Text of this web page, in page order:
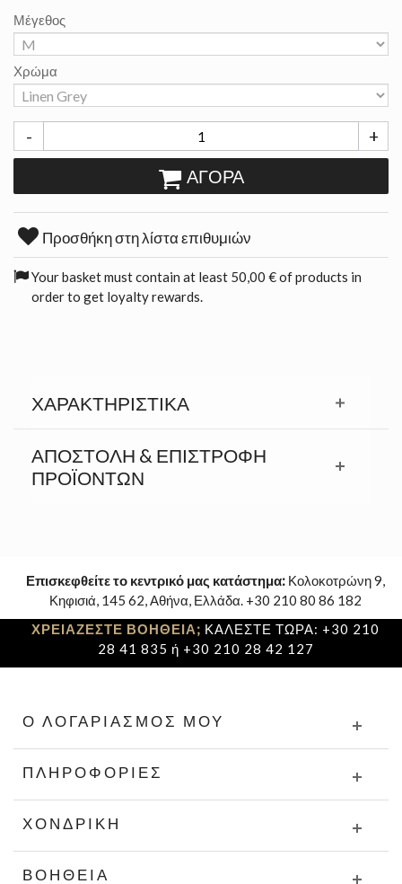
Μέγεθος
Χρώμα
- +
ΑΓΟΡΆ
Προσθήκη στη λίστα επιθυμιών
Your basket must contain at least 50,00 € of products in
order to get loyalty rewards.
ΧΑΡΑΚΤΗΡΙΣΤΙΚΆ
ΑΠΟΣΤΟΛΉ & ΕΠΙΣΤΡΟΦΉ
ΠΡΟΪΟΝΤΩΝ
Επισκεφθείτε το κεντρικό μας κατάστημα: Κολοκοτρώνη 9,
Κηφισιά, 145 62, Αθήνα, Ελλάδα. +30 210 80 86 182
ΧΡΕΙΑΖΕΣΤΕ ΒΟΗΘΕΙΑ; ΚΑΛΕΣΤΕ ΤΩΡΑ: +30 210
28 41 835 ή +30 210 28 42 127
Ο ΛΟΓΑΡΙΑΣΜΌΣ ΜΟΥ
ΠΛΗΡΟΦΟΡΊΕΣ
ΧΟΝΔΡΙΚΉ
ΒΟΉΘΕΙΑ